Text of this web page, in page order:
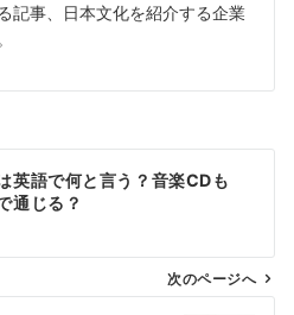
記事、日本文化を紹介する企業
英語で何と言う？音楽CDも
通じる？
次のページへ